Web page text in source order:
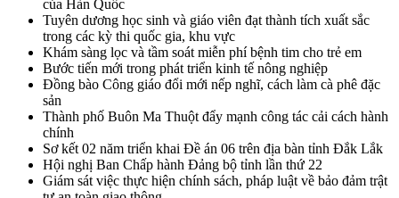
của Hàn Quốc
Tuyên dương học sinh và giáo viên đạt thành tích xuất sắc
trong các kỳ thi quốc gia, khu vực
Khám sàng lọc và tầm soát miễn phí bệnh tim cho trẻ em
Bước tiến mới trong phát triển kinh tế nông nghiệp
Đồng bào Công giáo đổi mới nếp nghĩ, cách làm cà phê đặc
sản
Thành phố Buôn Ma Thuột đẩy mạnh công tác cải cách hành
chính
Sơ kết 02 năm triển khai Đề án 06 trên địa bàn tỉnh Đắk Lắk
Hội nghị Ban Chấp hành Đảng bộ tỉnh lần thứ 22
Giám sát việc thực hiện chính sách, pháp luật về bảo đảm trật